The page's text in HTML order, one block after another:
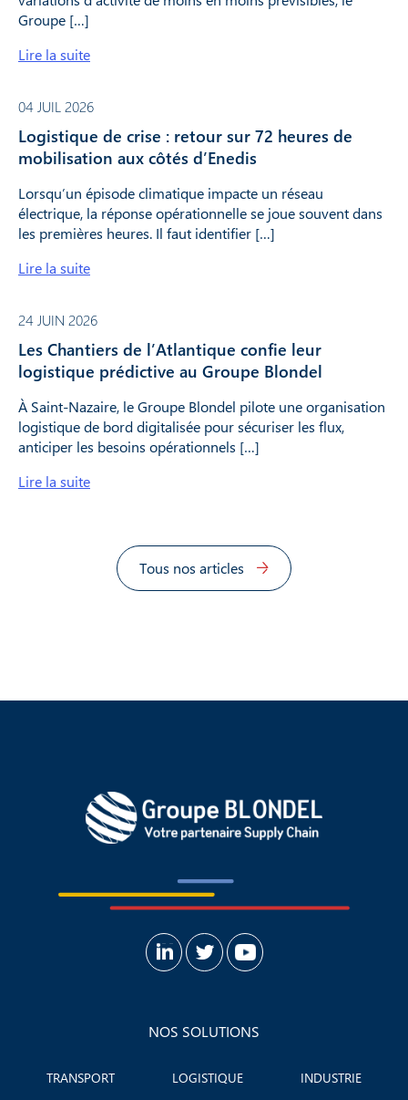
Groupe […]
Lire la suite
04 JUIL 2026
Logistique de crise : retour sur 72 heures de
mobilisation aux côtés d’Enedis
Lorsqu’un épisode climatique impacte un réseau
électrique, la réponse opérationnelle se joue souvent dans
les premières heures. Il faut identifier […]
Lire la suite
24 JUIN 2026
Les Chantiers de l’Atlantique confie leur
logistique prédictive au Groupe Blondel
À Saint-Nazaire, le Groupe Blondel pilote une organisation
logistique de bord digitalisée pour sécuriser les flux,
anticiper les besoins opérationnels […]
Lire la suite
Tous nos articles
NOS SOLUTIONS
TRANSPORT LOGISTIQUE INDUSTRIE